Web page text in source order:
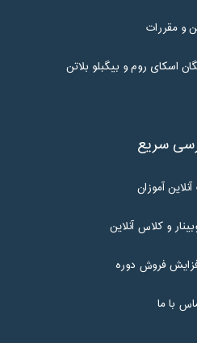
و مقررات
اسکای روم و بیگبلو بلاتن
سریع
آموزان
و کلاس آنلاین
فروش دوره
با ما